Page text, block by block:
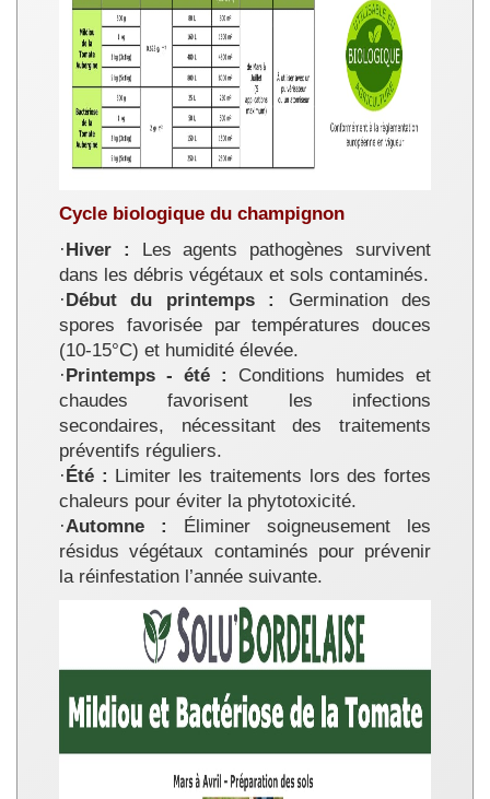
Cycle biologique du champignon
·Hiver : Les agents pathogènes survivent
dans les débris végétaux et sols contaminés.
·Début du printemps : Germination des
spores favorisée par températures douces
(10-15°C) et humidité élevée.
·Printemps - été :
Conditions humides et
chaudes favorisent les infections
secondaires, nécessitant des traitements
préventifs réguliers.
·Été : Limiter les traitements lors des fortes
chaleurs pour éviter la phytotoxicité.
·Automne : Éliminer soigneusement les
résidus végétaux contaminés pour prévenir
la réinfestation l’année suivante.